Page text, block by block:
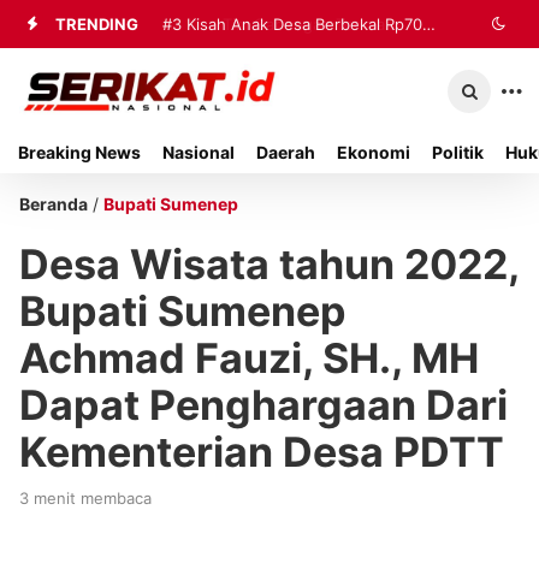
TRENDING #3 Kisah Anak Desa Berbekal Rp70
Ribu Jadi Referensi Akademik
Breaking News Nasional Daerah Ekonomi Politik
Beranda / Bupati Sumenep
Desa Wisata tahun 2022,
Bupati Sumenep
Achmad Fauzi, SH., MH
Dapat Penghargaan Dari
Kementerian Desa PDTT
3 menit membaca